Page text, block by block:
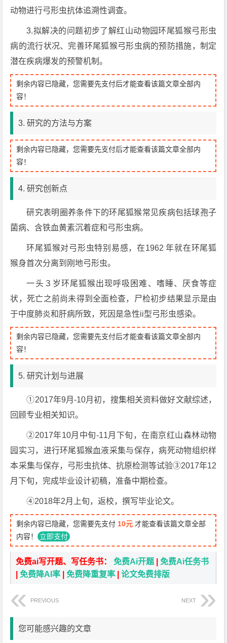
动物进行弓形虫抗体追溯性调查。
3.拟解决的问题初步了解红山动物园环尾狐猴弓形虫
病的流行状况、完善环尾狐猴弓形虫病的预防措施，制定
潜在疾病爆发的预警机制。
剩余内容已隐藏，您需要先支付后才能查看该篇文章全部内
容！
3. 研究的方法与方案
剩余内容已隐藏，您需要先支付后才能查看该篇文章全部内
容！
4. 研究创新点
研究表明圈养条件下的环尾狐猴常见疾病包括球孢子
菌病、含铁血黄素沉着症和弓形虫病。
环尾狐猴对弓形虫特别易感，在1962 年就在环尾狐
猴身首次分离到刚地弓形虫。
一头３岁环尾狐猴出现呼吸困难、嗜睡、厌食等症
状，死亡之前尚未得到全面检查，尸检初步结果显示是由
于中度肺炎和肝病所致，死因是急性ii型弓形虫感染。
剩余内容已隐藏，您需要先支付后才能查看该篇文章全部内
容！
5. 研究计划与进展
①2017年9月-10月初，搜集相关资料做好文献综述，
回顾专业相关知识。
②2017年10月中旬-11月下旬，在南京红山森林动物
园实习，进行环尾狐猴血液采集与保存，病死动物组织样
本采集与保存，弓形虫抗体、抗原检测等试验③2017年12
月下旬，完成毕业设计初稿，准备中期检查。
④2018年2月上旬，返校，撰写毕业论文。
剩余内容已隐藏，您需要先支付 10元 才能查看该篇文章全部
内容！ 立即支付
免费ai写开题、写任务书：免费Ai开题 |免费Ai任务书
|免费降AI率 |免费降重复率 |论文免费排版
PREVIOUS NEXT
您可能感兴趣的文章